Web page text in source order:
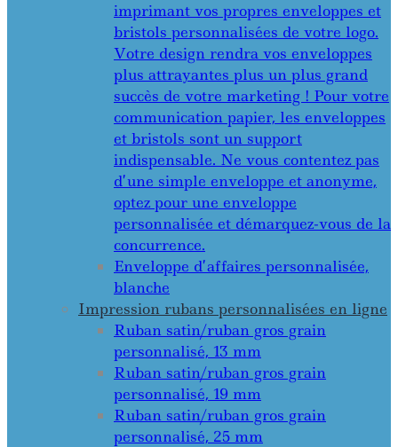
imprimant vos propres enveloppes et
bristols personnalisées de votre logo.
Votre design rendra vos enveloppes
plus attrayantes plus un plus grand
succès de votre marketing ! Pour votre
communication papier, les enveloppes
et bristols sont un support
indispensable. Ne vous contentez pas
d’une simple enveloppe et anonyme,
optez pour une enveloppe
personnalisée et démarquez-vous de la
concurrence.
Enveloppe d’affaires personnalisée,
blanche
Impression rubans personnalisées en ligne
Ruban satin/ruban gros grain
personnalisé, 13 mm
Ruban satin/ruban gros grain
personnalisé, 19 mm
Ruban satin/ruban gros grain
personnalisé, 25 mm